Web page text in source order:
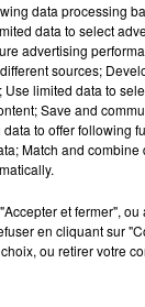
data processing
data to select
advertising
sources;
limited data to
Save and
to offer following
Match and
et fermer",
en cliquant sur
ou retirer votre